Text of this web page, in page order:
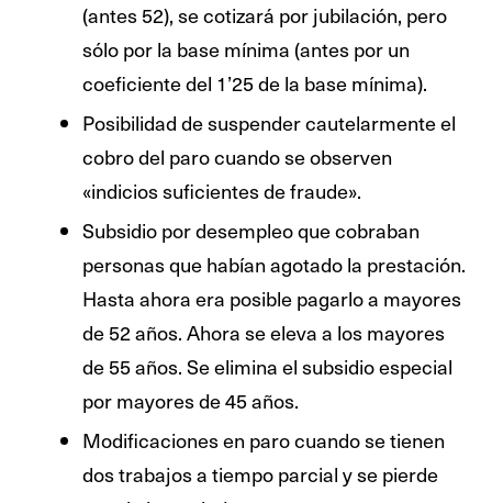
(antes 52), se cotizará por jubilación, pero
sólo por la base mínima (antes por un
coeficiente del 1’25 de la base mínima).
Posibilidad de suspender cautelarmente el
cobro del paro cuando se observen
«indicios suficientes de fraude».
Subsidio por desempleo que cobraban
personas que habían agotado la prestación.
Hasta ahora era posible pagarlo a mayores
de 52 años. Ahora se eleva a los mayores
de 55 años. Se elimina el subsidio especial
por mayores de 45 años.
Modificaciones en paro cuando se tienen
dos trabajos a tiempo parcial y se pierde